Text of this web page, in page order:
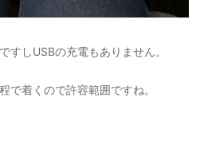
すしUSBの充電もありません。
で着くので許容範囲ですね。